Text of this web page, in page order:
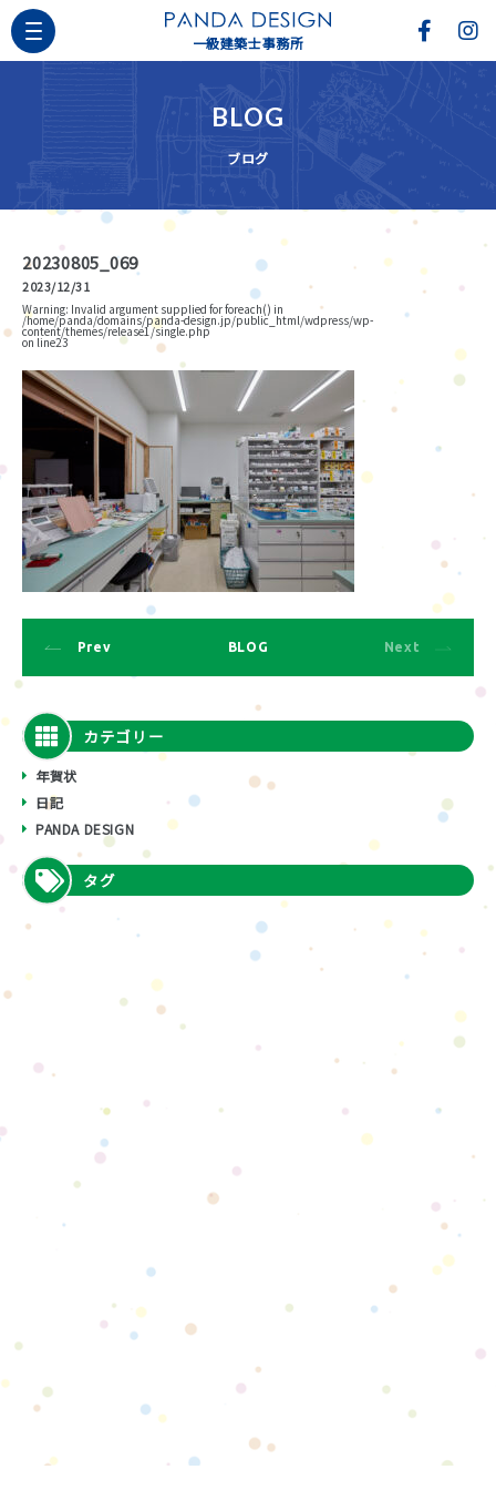
一級建築士事務所
BLOG
ブログ
20230805_069
2023/12/31
Warning: Invalid argument supplied for foreach() in
/home/panda/domains/panda-design.jp/public_html/wdpress/wp-
content/themes/release1/single.php
on line23
Prev BLOG Next
カテゴリー
年賀状
日記
PANDA DESIGN
タグ